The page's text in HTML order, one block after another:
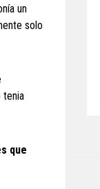
un
solo
tenia
que